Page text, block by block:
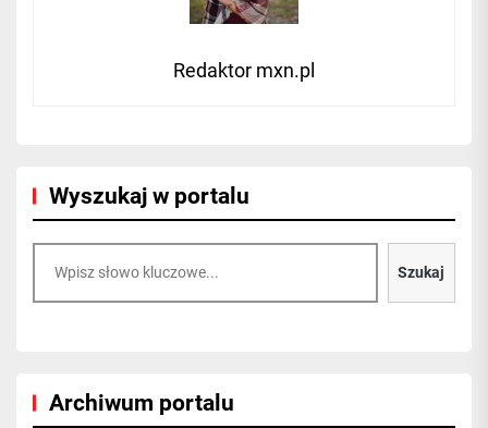
Redaktor mxn.pl
Wyszukaj w portalu
Szukaj
Archiwum portalu